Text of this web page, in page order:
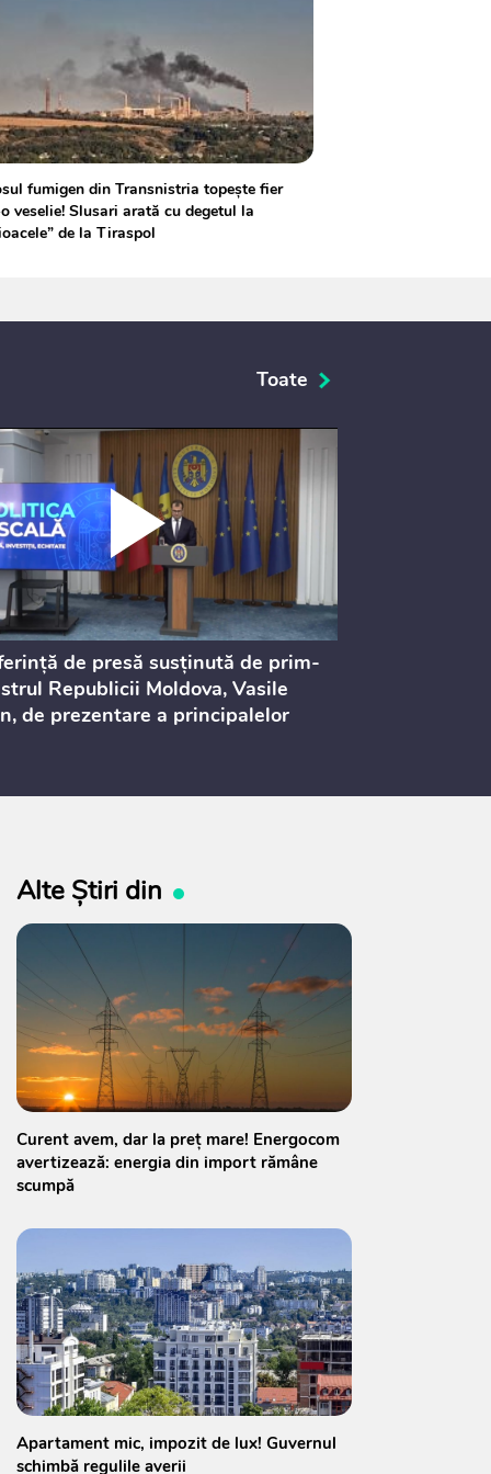
fumigen din Transnistria topește fier
veselie! Slusari arată cu degetul la
de la Tiraspol
Toate
de presă susținută de prim-
Republicii Moldova, Vasile
de prezentare a principalelor
publice
Alte Știri din
Curent avem, dar la preț mare! Energocom
avertizează: energia din import rămâne
scumpă
Apartament mic, impozit de lux! Guvernul
schimbă regulile averii